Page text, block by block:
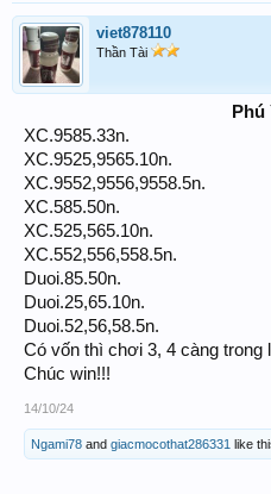
viet878110
Thần Tài
Phú
XC.9585.33n.
XC.9525,9565.10n.
XC.9552,9556,9558.5n.
XC.585.50n.
XC.525,565.10n.
XC.552,556,558.5n.
Duoi.85.50n.
Duoi.25,65.10n.
Duoi.52,56,58.5n.
Có vốn thì chơi 3, 4 càng trong
Chúc win!!!
14/10/24
Ngami78 and giacmocothat286331 like